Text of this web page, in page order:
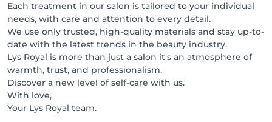
Each treatment in our salon is tailored to your individual
needs, with care and attention to every detail.
We use only trusted, high-quality materials and stay up-to-
date with the latest trends in the beauty industry.
Lys Royal is more than just a salon it's an atmosphere of
warmth, trust, and professionalism.
Discover a new level of self-care with us.
With love,
Your Lys Royal team.